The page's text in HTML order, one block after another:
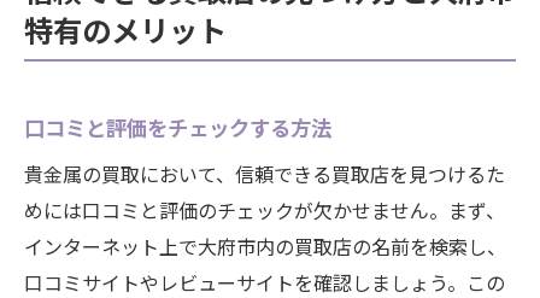
特有のメリット
口コミと評価をチェックする方法
貴金属の買取において、信頼できる買取店を見つけるた
めには口コミと評価のチェックが欠かせません。まず、
インターネット上で大府市内の買取店の名前を検索し、
口コミサイトやレビューサイトを確認しましょう。この